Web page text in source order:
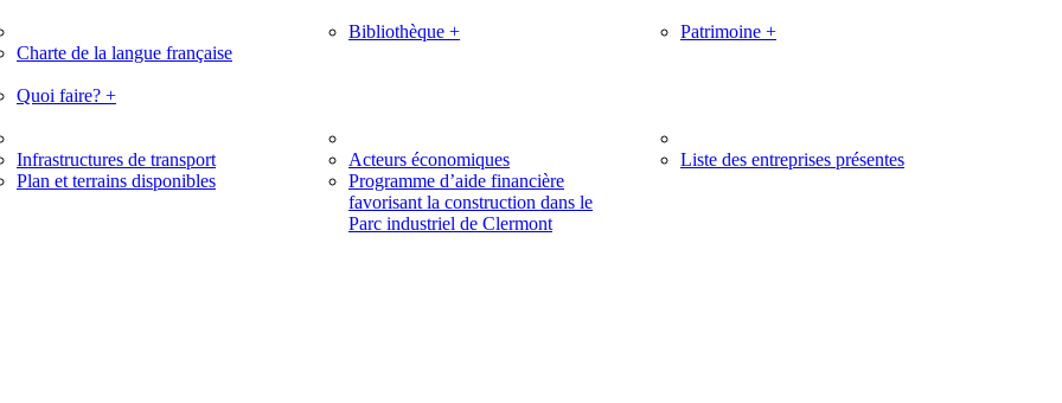
Charte de la langue française
Bibliothèque + Patrimoine +
Quoi faire? +
Infrastructures de transport
Plan et terrains disponibles
Acteurs économiques
Programme d’aide financière
favorisant la construction dans le
Parc industriel de Clermont
Liste des entreprises présentes